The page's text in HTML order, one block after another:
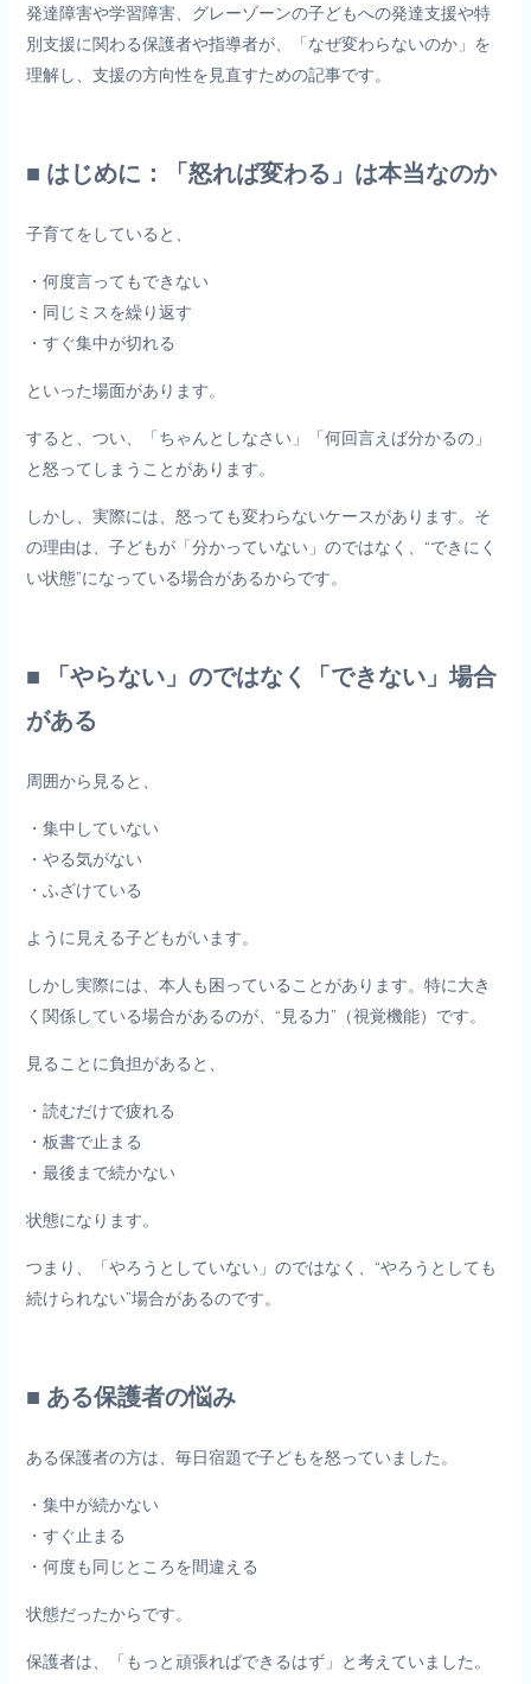
発達障害や学習障害、グレーゾーンの子どもへの発達支援や特
別支援に関わる保護者や指導者が、「なぜ変わらないのか」を
理解し、支援の方向性を見直すための記事です。
■ はじめに：「怒れば変わる」は本当なのか
子育てをしていると、
・何度言ってもできない
・同じミスを繰り返す
・すぐ集中が切れる
といった場面があります。
すると、つい、「ちゃんとしなさい」「何回言えば分かるの」
と怒ってしまうことがあります。
しかし、実際には、怒っても変わらないケースがあります。そ
の理由は、子どもが「分かっていない」のではなく、“できにく
い状態”になっている場合があるからです。
■ 「やらない」のではなく「できない」場合
がある
周囲から見ると、
・集中していない
・やる気がない
・ふざけている
ように見える子どもがいます。
しかし実際には、本人も困っていることがあります。特に大き
く関係している場合があるのが、“見る力”（視覚機能）です。
見ることに負担があると、
・読むだけで疲れる
・板書で止まる
・最後まで続かない
状態になります。
つまり、「やろうとしていない」のではなく、“やろうとしても
続けられない”場合があるのです。
■ ある保護者の悩み
ある保護者の方は、毎日宿題で子どもを怒っていました。
・集中が続かない
・すぐ止まる
・何度も同じところを間違える
状態だったからです。
保護者は、「もっと頑張ればできるはず」と考えていました。